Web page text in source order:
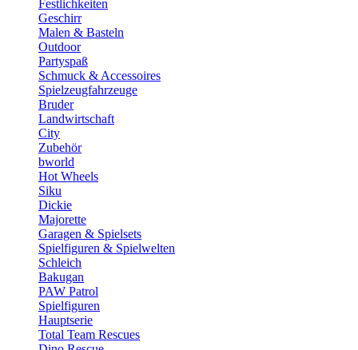
Festlichkeiten
Geschirr
Malen & Basteln
Outdoor
Partyspaß
Schmuck & Accessoires
Spielzeugfahrzeuge
Bruder
Landwirtschaft
City
Zubehör
bworld
Hot Wheels
Siku
Dickie
Majorette
Garagen & Spielsets
Spielfiguren & Spielwelten
Schleich
Bakugan
PAW Patrol
Spielfiguren
Hauptserie
Total Team Rescues